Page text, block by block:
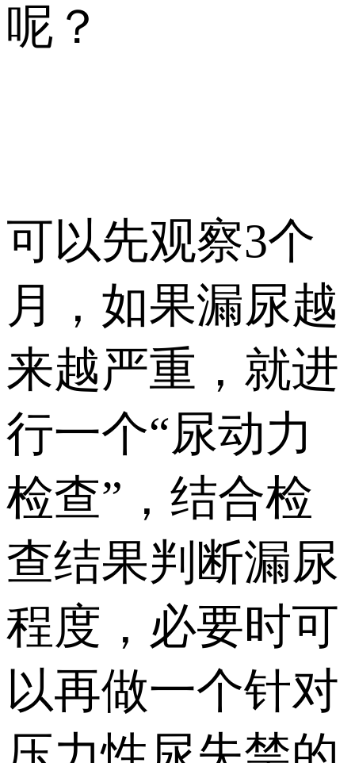
呢？
可以先观察3个
月，如果漏尿越
来越严重，就进
行一个“尿动力
检查”，结合检
查结果判断漏尿
程度，必要时可
以再做一个针对